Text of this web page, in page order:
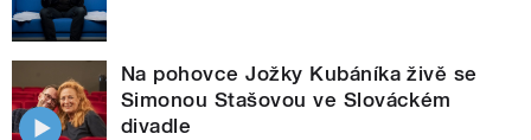
Na pohovce Jožky Kubáníka živě se
Simonou Stašovou ve Slováckém
divadle